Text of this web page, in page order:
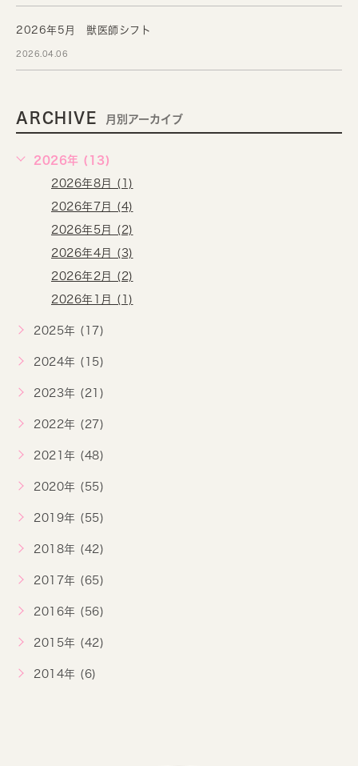
2026年5月 獣医師シフト
2026.04.06
ARCHIVE 月別アーカイブ
2026年 (13)
2026年8月 (1)
2026年7月 (4)
2026年5月 (2)
2026年4月 (3)
2026年2月 (2)
2026年1月 (1)
2025年 (17)
2024年 (15)
2023年 (21)
2022年 (27)
2021年 (48)
2020年 (55)
2019年 (55)
2018年 (42)
2017年 (65)
2016年 (56)
2015年 (42)
2014年 (6)